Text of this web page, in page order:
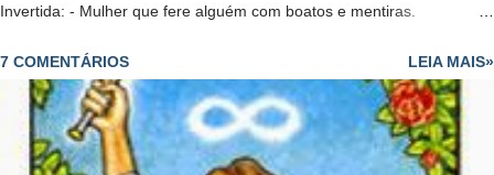
Invertida: - Mulher que fere alguém com boatos e mentiras.
o que quer e ainda tem que aprender muitas coisas para avançar. -
Revelação vem tarde demais; perdeu a oportunidade. - Todos os
caminhos estão abertos para o consulente. - Mulher que perde os
papéis. - Perda de controle. - Pessoa que ajuda a outra a manter o
7 COMENTÁRIOS LEIA MAIS»